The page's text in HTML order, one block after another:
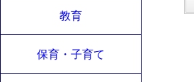
教育
保育・子育て